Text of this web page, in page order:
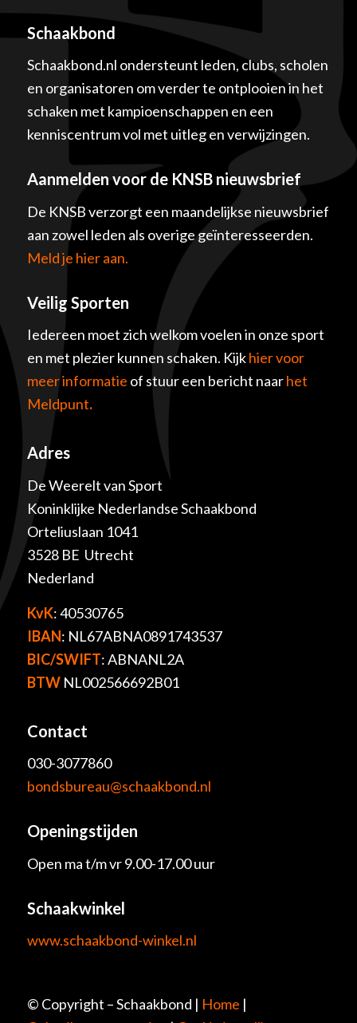
Schaakbond
Schaakbond.nl ondersteunt leden, clubs, scholen
en organisatoren om verder te ontplooien in het
schaken met kampioenschappen en een
kenniscentrum vol met uitleg en verwijzingen.
Aanmelden voor de KNSB nieuwsbrief
De KNSB verzorgt een maandelijkse nieuwsbrief
aan zowel leden als overige geïnteresseerden.
Meld je hier aan.
Veilig Sporten
Iedereen moet zich welkom voelen in onze sport
en met plezier kunnen schaken. Kijkhier voor
meer informatie of stuur een bericht naarhet
Meldpunt.
Adres
De Weerelt van Sport
Koninklijke Nederlandse Schaakbond
Orteliuslaan 1041
3528 BE Utrecht
Nederland
KvK: 40530765
IBAN: NL67ABNA0891743537
BIC/SWIFT: ABNANL2A
BTWNL002566692B01
Contact
030-3077860
bondsbureau@schaakbond.nl
Openingstijden
Open ma t/m vr 9.00-17.00 uur
Schaakwinkel
www.schaakbond-winkel.nl
© Copyright – Schaakbond | Home |